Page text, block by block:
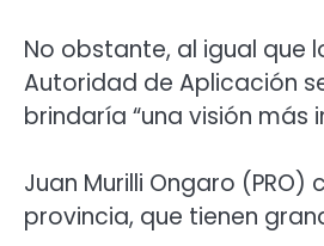
No obstante, al igual que
Autoridad de Aplicación
brindaría “una visión más
Juan Murilli Ongaro
provincia, que tienen